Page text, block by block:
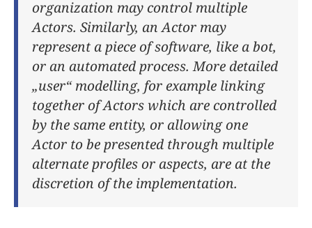
organization may control multiple
Actors. Similarly, an Actor may
represent a piece of software, like a bot,
or an automated process. More detailed
„user“ modelling, for example linking
together of Actors which are controlled
by the same entity, or allowing one
Actor to be presented through multiple
alternate profiles or aspects, are at the
discretion of the implementation.